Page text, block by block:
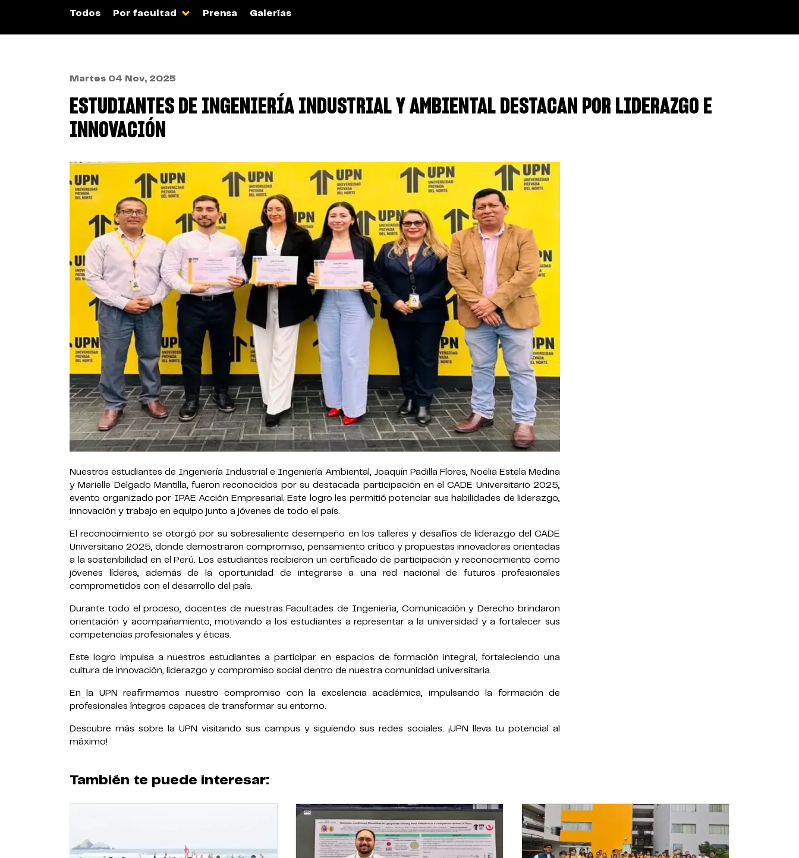
Todos Por facultad Prensa Galerías
Martes 04 Nov, 2025
ESTUDIANTES DE INGENIERÍA INDUSTRIAL Y AMBIENTAL DESTACAN POR LIDERAZGO E
INNOVACIÓN
Nuestros estudiantes de Ingeniería Industrial e Ingeniería Ambiental, Joaquín Padilla Flores, Noelia Estela Medina
y Marielle Delgado Mantilla, fueron reconocidos por su destacada participación en el CADE Universitario 2025,
evento organizado por IPAE Acción Empresarial. Este logro les permitió potenciar sus habilidades de liderazgo,
innovación y trabajo en equipo junto a jóvenes de todo el país.
El reconocimiento se otorgó por su sobresaliente desempeño en los talleres y desafíos de liderazgo del CADE
Universitario 2025, donde demostraron compromiso, pensamiento crítico y propuestas innovadoras orientadas
a la sostenibilidad en el Perú. Los estudiantes recibieron un certificado de participación y reconocimiento como
jóvenes líderes, además de la oportunidad de integrarse a una red nacional de futuros profesionales
comprometidos con el desarrollo del país.
Durante todo el proceso, docentes de nuestras Facultades de Ingeniería, Comunicación y Derecho brindaron
orientación y acompañamiento, motivando a los estudiantes a representar a la universidad y a fortalecer sus
competencias profesionales y éticas.
Este logro impulsa a nuestros estudiantes a participar en espacios de formación integral, fortaleciendo una
cultura de innovación, liderazgo y compromiso social dentro de nuestra comunidad universitaria.
En la UPN reafirmamos nuestro compromiso con la excelencia académica, impulsando la formación de
profesionales íntegros capaces de transformar su entorno.
Descubre más sobre la UPN visitando sus campus y siguiendo sus redes sociales. ¡UPN lleva tu potencial al
máximo!
También te puede interesar: